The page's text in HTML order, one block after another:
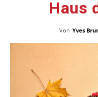
Haus
Von Yves